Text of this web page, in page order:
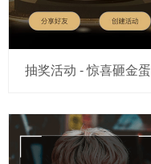
抽奖活动 - 惊喜砸金蛋